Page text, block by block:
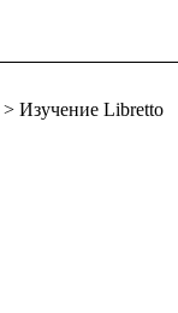
> Изучение Libretto